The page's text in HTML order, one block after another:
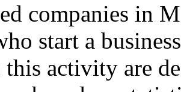
companies in
start a
activity are